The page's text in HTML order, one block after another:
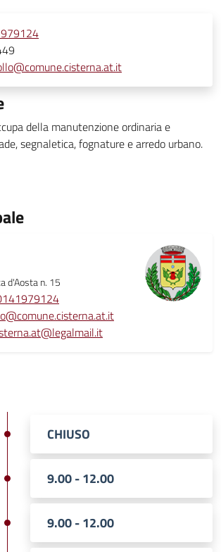
della manutenzione ordinaria e
segnaletica, fognature e arredo urbano.
d'Aosta n. 15
CHIUSO
9.00 - 12.00
9.00 - 12.00